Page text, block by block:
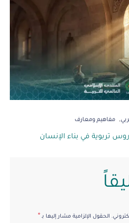
مفاهيم ومعارف
تربوية في بناء الإنسان
الحقول الإلزامية مشار إليها بـ *